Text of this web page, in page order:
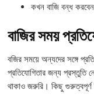
কখন বাজি বন্ধ
বাজির সময়
বজির সময়ে অন্যদের সঙ্গে
প্রতিযোগিতার জন্য প্রস্তুতি
থাকাও জরুরি। কিছু